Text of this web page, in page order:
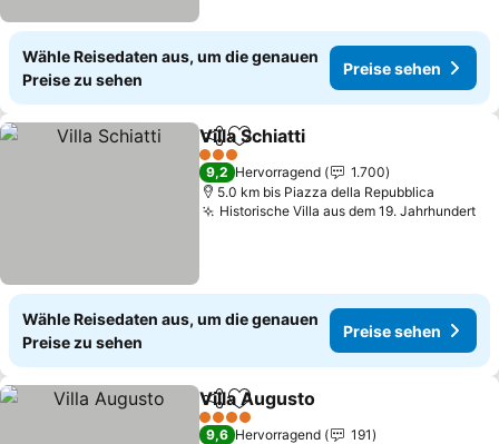
Wähle Reisedaten aus, um die genauen
Preise zu sehen
Preise sehen
TeilenZu Favoriten hinzufügen
Villa Schiatti
3 Sterne
9,2 Hervorragend
1.700
5.0 km bis Piazza della Repubblica
Historische Villa aus dem 19. Jahrhundert
Wähle Reisedaten aus, um die genauen
Preise zu sehen
Preise sehen
TeilenZu Favoriten hinzufügen
Villa Augusto
4 Sterne
9,6 Hervorragend
191